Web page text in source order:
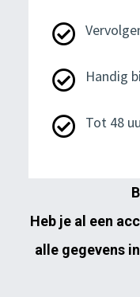
Handig
Tot 48
Heb je al een
alle gegevens